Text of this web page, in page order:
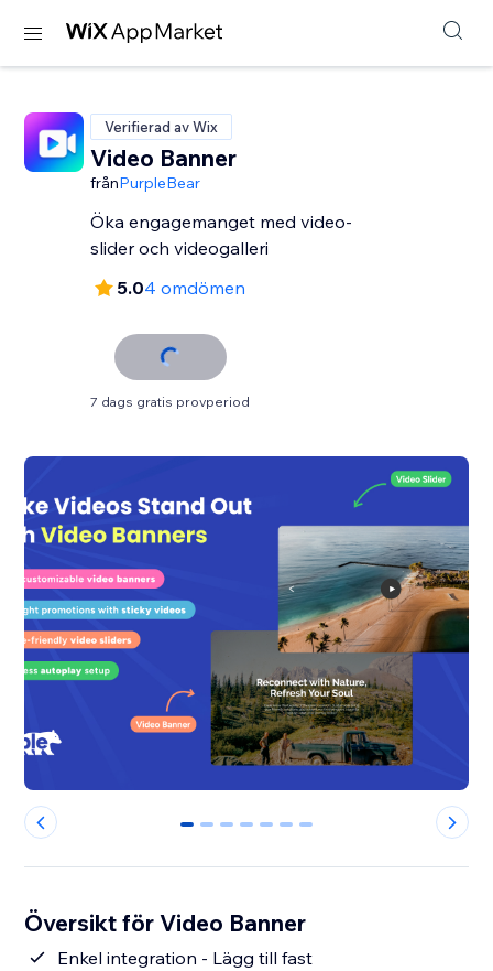
Verifierad av Wix
Video Banner
frånPurpleBear
Öka engagemanget med video-
slider och videogalleri
5.04 omdömen
7 dags gratis provperiod
0 1 2 3 4 5 6
Översikt för Video Banner
Enkel integration - Lägg till fast